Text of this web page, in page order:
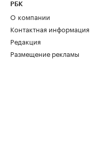
РБК
О компании
Контактная информация
Редакция
Размещение рекламы